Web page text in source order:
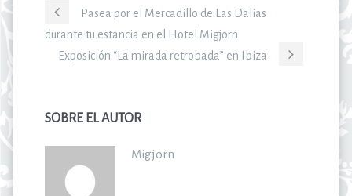
Pasea por el Mercadillo de Las Dalias
durante tu estancia en el Hotel Migjorn
Exposición “La mirada retrobada” en Ibiza
SOBRE EL AUTOR
Migjorn